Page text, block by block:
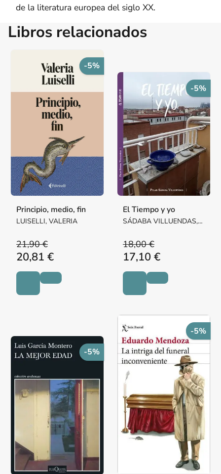
de la literatura europea del siglo XX.
Libros relacionados
-5%
Principio, medio, fin
LUISELLI, VALERIA
21,90 €
20,81 €
-5%
El Tiempo y yo
SÁDABA VILLUENDAS,
18,00 €
17,10 €
-5%
-5%